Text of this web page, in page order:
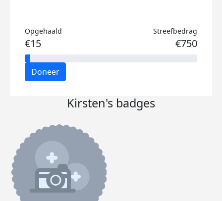
Opgehaald
€15
Streefbedrag
€750
Doneer
Kirsten's badges